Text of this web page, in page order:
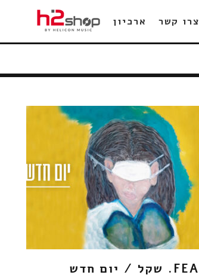
צרו קשר ארכיון